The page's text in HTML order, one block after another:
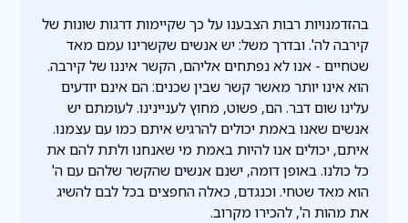
בהזדמנויות רבות הצבענו על כך שקיימות דרגות שונות של
קירבה לה'. ובדרך משל: יש אנשים שקשרינו עמם מאד
שטחיים - אנו לא נפתחים אליהם, הקשר איננו של קירבה.
הוא אינו יותר מאשר קשר שבין שכנים: הם אינם יודעים
עלינו שום דבר. הם, פשוט, מחוץ לעניינינו. לעומתם יש
אנשים שאנו באמת יכולים להרגיש איתם כמו עם עצמנו.
איתם, יכולים אנו להיות באמת מי שאנחנו ולתת להם את
כל כולנו. באופן דומה, ישנם אנשים שהקשר שלהם עם ה'
הוא מאד שטחי. וכנגדם, כאלה החפצים בכל לבם להשיג
את מהות ה', להכירו מקרוב.